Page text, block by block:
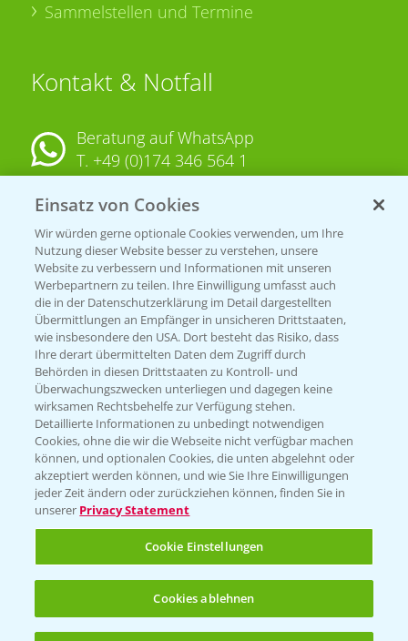
Sammelstellen und Termine
Kontakt & Notfall
Beratung auf WhatsApp
T. +49 (0)174 346 564 1
KONTAKT
Hilfe in Notfällen
T.+49 (0)214/30-20220
Folgen Sie uns
Allgemeine Nutzungsbedingungen
Datenschutzerklärung
Impressum
Gebrauchshinweise
Einsatz von Cookies
Wir würden gerne optionale Cookies verwenden, um Ihre
Nutzung dieser Website besser zu verstehen, unsere
Website zu verbessern und Informationen mit unseren
Werbepartnern zu teilen. Ihre Einwilligung umfasst auch
die in der Datenschutzerklärung im Detail dargestellten
Übermittlungen an Empfänger in unsicheren Drittstaaten,
wie insbesondere den USA. Dort besteht das Risiko, dass
Ihre derart übermittelten Daten dem Zugriff durch
Behörden in diesen Drittstaaten zu Kontroll- und
Überwachungszwecken unterliegen und dagegen keine
wirksamen Rechtsbehelfe zur Verfügung stehen.
Detaillierte Informationen zu unbedingt notwendigen
Cookies, ohne die wir die Webseite nicht verfügbar machen
können, und optionalen Cookies, die unten abgelehnt oder
akzeptiert werden können, und wie Sie Ihre Einwilligungen
jeder Zeit ändern oder zurückziehen können, finden Sie in
unserer Privacy Statement
Cookie Einstellungen
Cookies ablehnen